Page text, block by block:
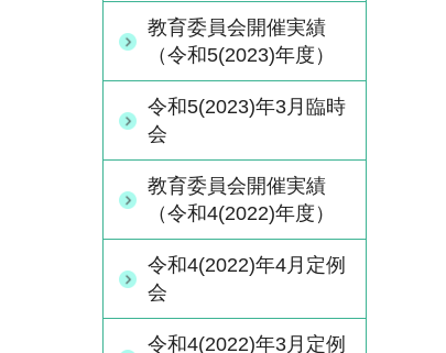
教育委員会開催実績
（令和5(2023)年度）
令和5(2023)年3月臨時
会
教育委員会開催実績
（令和4(2022)年度）
令和4(2022)年4月定例
会
令和4(2022)年3月定例